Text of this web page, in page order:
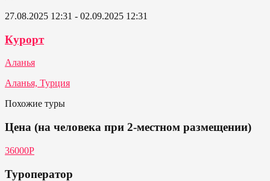
27.08.2025 12:31 - 02.09.2025 12:31
Курорт
Аланья
Аланья, Турция
Похожие туры
Цена (на человека при 2-местном размещении)
36000P
Туроператор